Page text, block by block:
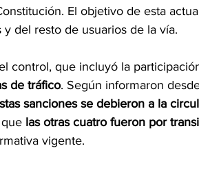
El objetivo de esta
y del resto de usuarios de la vía.
control, que incluyó la
de tráfico. Según informaron
sanciones se debieron a la
las otras cuatro fueron por
vigente.